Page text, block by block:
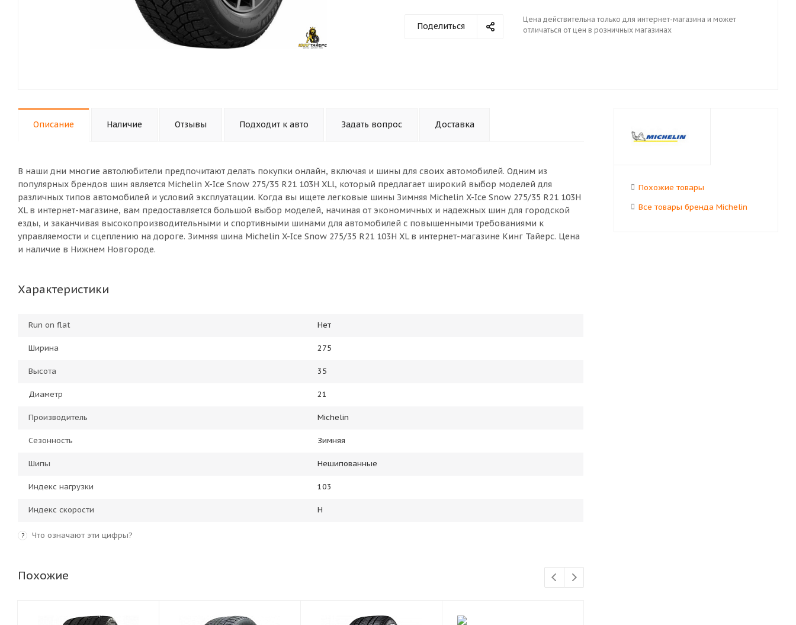
Поделиться
Цена действительна только для интернет-магазина и может
отличаться от цен в розничных магазинах
Описание Наличие Отзывы Подходит к авто Задать вопрос Доставка
В наши дни многие автолюбители предпочитают делать покупки онлайн, включая и шины для своих автомобилей. Одним из
популярных брендов шин является Michelin X-Ice Snow 275/35 R21 103H XLl, который предлагает широкий выбор моделей для
различных типов автомобилей и условий эксплуатации. Когда вы ищете легковые шины Зимняя Michelin X-Ice Snow 275/35 R21 103H
XL в интернет-магазине, вам предоставляется большой выбор моделей, начиная от экономичных и надежных шин для городской
езды, и заканчивая высокопроизводительными и спортивными шинами для автомобилей с повышенными требованиями к
управляемости и сцеплению на дороге. Зимняя шина Michelin X-Ice Snow 275/35 R21 103H XL в интернет-магазине Кинг Тайерс. Цена
и наличие в Нижнем Новгороде.
Характеристики
Run on flat Нет
Ширина 275
Высота 35
Диаметр 21
Производитель Michelin
Сезонность Зимняя
Шипы Нешипованные
Индекс нагрузки 103
Индекс скорости H
? Что означают эти цифры?
Похожие
Похожие товары
Все товары бренда Michelin